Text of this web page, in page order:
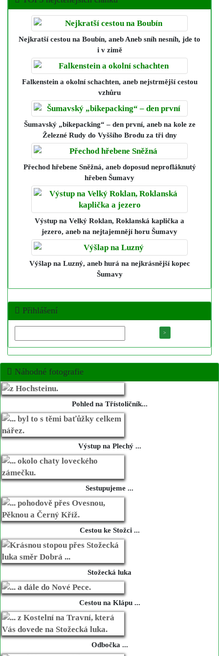
Nejkratší cestou na Boubín, aneb Aneb sníh nesníh, jde to
i v zimě
Falkenstein a okolní schachten, aneb nejstrmější cestou
vzhůru
Šumavský „bikepacking“ – den první, aneb na kole ze
Železné Rudy do Vyššího Brodu za tři dny
Přechod hřebene Sněžná, aneb doposud neprofláknutý
hřeben Šumavy
Výstup na Velký Roklan, Roklanská kaplička a
jezero, aneb na nejtajemnějí horu Šumavy
Výšlap na Luzný, aneb hurá na nejkrásnější kopec
Šumavy
Přihlášení
Náhodné fotografie
Pohled na Třístoličník...
Výstup na Plechý ...
Sestupujeme ...
Cestou ke Stožci ...
Stožecká luka
Cestou na Klápu ...
Odbočka ...